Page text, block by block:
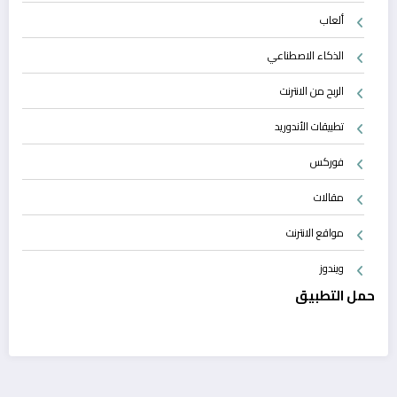
ألعاب
الذكاء الاصطناعي
الربح من الانترنت
تطبيقات الأندوريد
فوركس
مقالات
مواقع الانترنت
ويندوز
حمل التطبيق